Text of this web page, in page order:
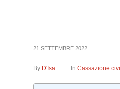
21 SETTEMBRE 2022
By D'Isa InCassazione